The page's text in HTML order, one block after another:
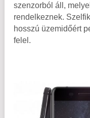
szenzorból áll,
rendelkeznek.
hosszú üzemidőért
felel.